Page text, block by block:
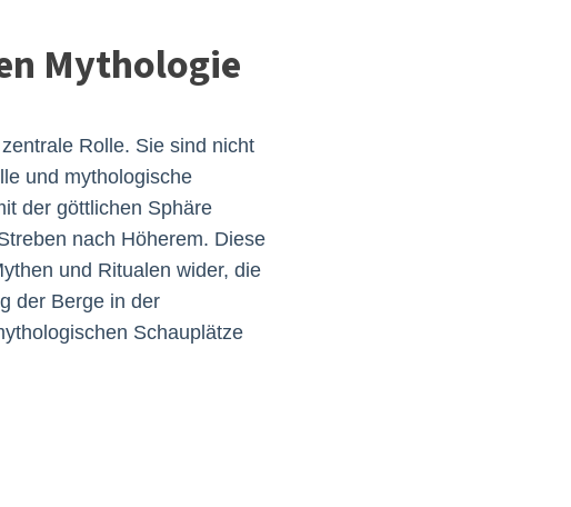
Mythologie
Rolle. Sie sind nicht
und mythologische
der göttlichen Sphäre
nach Höherem. Diese
und Ritualen wider, die
der Berge in der
Schauplätze